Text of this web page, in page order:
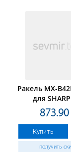
Ракель MX-
для
B427W/
B305/B310/
873.90
Купить
получить